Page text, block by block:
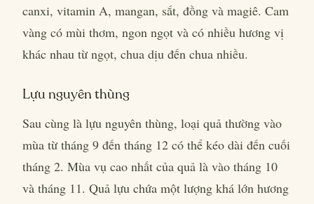
canxi, vitamin A, mangan, sắt, đồng và magiê. Cam
vàng có mùi thơm, ngon ngọt và có nhiều hương vị
khác nhau từ ngọt, chua dịu đến chua nhiều.
Lựu nguyên thùng
Sau cùng là lựu nguyên thùng, loại quả thường vào
mùa từ tháng 9 đến tháng 12 có thể kéo dài đến cuối
tháng 2. Mùa vụ cao nhất của quả là vào tháng 10
và tháng 11. Quả lựu chứa một lượng khá lớn hương